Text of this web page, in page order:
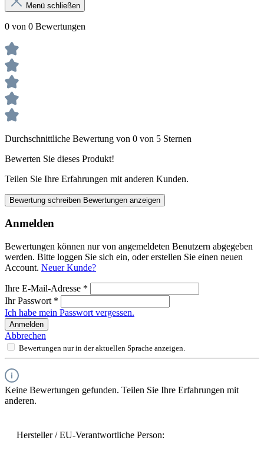
Menü schließen
0 von 0 Bewertungen
Durchschnittliche Bewertung von 0 von 5 Sternen
Bewerten Sie dieses Produkt!
Teilen Sie Ihre Erfahrungen mit anderen Kunden.
Bewertung schreiben Bewertungen anzeigen
Anmelden
Bewertungen können nur von angemeldeten Benutzern abgegeben
werden. Bitte loggen Sie sich ein, oder erstellen Sie einen neuen
Account. Neuer Kunde?
Ihre E-Mail-Adresse *
Ihr Passwort *
Ich habe mein Passwort vergessen.
Anmelden
Abbrechen
Bewertungen nur in der aktuellen Sprache anzeigen.
Keine Bewertungen gefunden. Teilen Sie Ihre Erfahrungen mit
anderen.
Hersteller / EU-Verantwortliche Person: